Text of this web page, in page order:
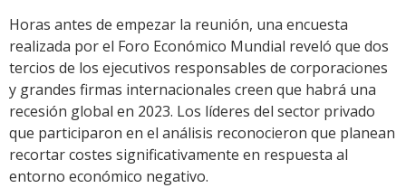
Horas antes de empezar la reunión, una encuesta
realizada por el Foro Económico Mundial reveló que dos
tercios de los ejecutivos responsables de corporaciones
y grandes firmas internacionales creen que habrá una
recesión global en 2023. Los líderes del sector privado
que participaron en el análisis reconocieron que planean
recortar costes significativamente en respuesta al
entorno económico negativo.